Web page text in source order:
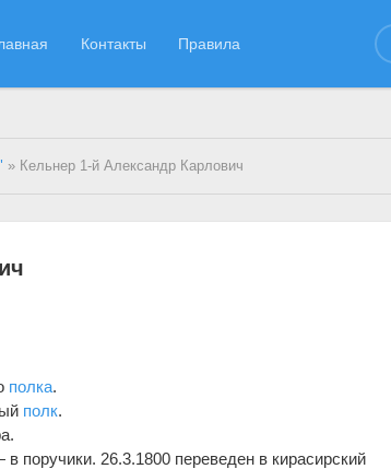
Контакты Правила
» Кельнер 1-й Александр Карлович
полка.
полк.
поручики. 26.3.1800 переведен в кирасирский